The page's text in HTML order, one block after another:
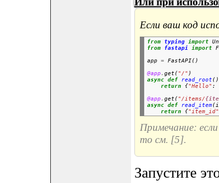
Если ваш код
from typing import
from
fastapi import
app = FastAPI()
@app . get("/" )
async
def read_root
return {"Hello" :
@app . get("/items/
async
def read_item
return {"item_id"
Примечание:
то см. [5].
Запустите